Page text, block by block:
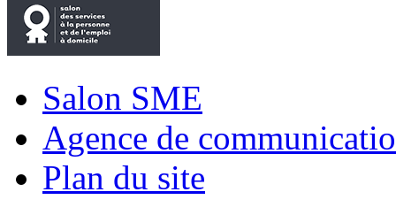
Salon SME
Agence de
Plan du site